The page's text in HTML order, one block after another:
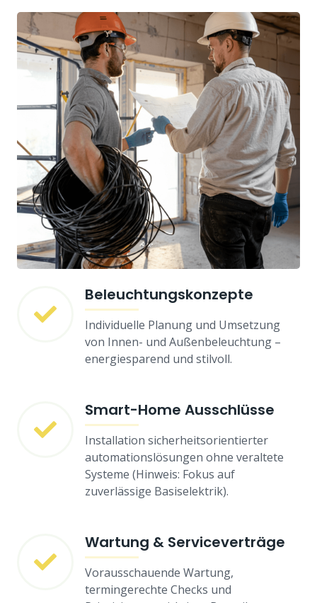
Beleuchtungskonzepte
Individuelle Planung und Umsetzung
von Innen- und Außenbeleuchtung –
energiesparend und stilvoll.
Smart-Home Ausschlüsse
Installation sicherheitsorientierter
automationslösungen ohne veraltete
Systeme (Hinweis: Fokus auf
zuverlässige Basiselektrik).
Wartung & Serviceverträge
Vorausschauende Wartung,
termingerechte Checks und